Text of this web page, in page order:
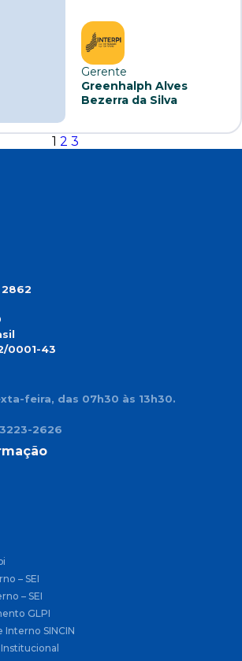
Gerente
Greenhalph Alves
Bezerra da Silva
1 2 3
2862
0001-43
feira, das 07h30 às 13h30.
2626
– SEI
– SEI
GLPI
SINCIN